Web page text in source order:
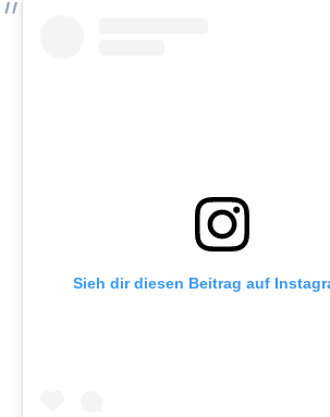
Sieh dir diesen Beitrag auf